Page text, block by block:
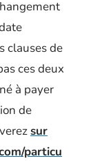
clauses de
ces deux
à payer
de
sur
particu